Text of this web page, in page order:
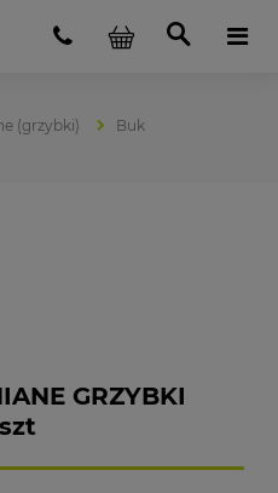
(grzybki) Buk
GRZYBKI